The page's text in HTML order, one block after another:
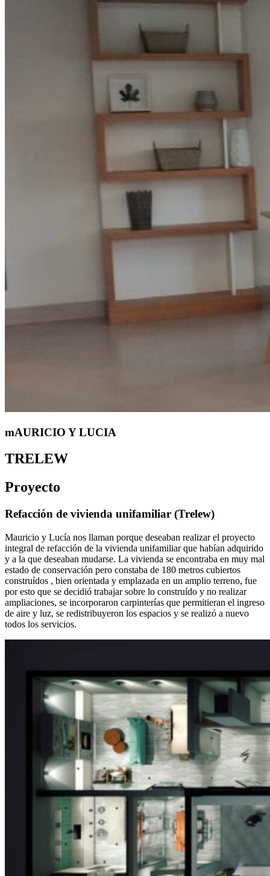
mAURICIO Y LUCIA
TRELEW
Proyecto
Refacción de vivienda unifamiliar (Trelew)
Mauricio y Lucía nos llaman porque deseaban realizar el proyecto
integral de refacción de la vivienda unifamiliar que habían adquirido
y a la que deseaban mudarse. La vivienda se encontraba en muy mal
estado de conservación pero constaba de 180 metros cubiertos
construídos , bien orientada y emplazada en un amplio terreno, fue
por esto que se decidió trabajar sobre lo construído y no realizar
ampliaciones, se incorporaron carpinterías que permitieran el ingreso
de aire y luz, se redistribuyeron los espacios y se realizó a nuevo
todos los servicios.